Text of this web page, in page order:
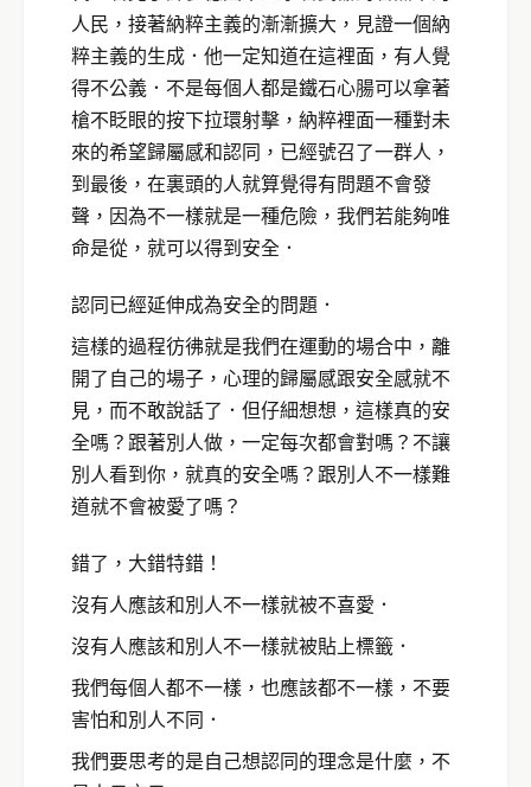
人民，接著納粹主義的漸漸擴大，見證一個納
粹主義的生成．他一定知道在這裡面，有人覺
得不公義．不是每個人都是鐵石心腸可以拿著
槍不眨眼的按下拉環射擊，納粹裡面一種對未
來的希望歸屬感和認同，已經號召了一群人，
到最後，在裏頭的人就算覺得有問題不會發
聲，因為不一樣就是一種危險，我們若能夠唯
命是從，就可以得到安全．
認同已經延伸成為安全的問題．
這樣的過程彷彿就是我們在運動的場合中，離
開了自己的場子，心理的歸屬感跟安全感就不
見，而不敢說話了．但仔細想想，這樣真的安
全嗎？跟著別人做，一定每次都會對嗎？不讓
別人看到你，就真的安全嗎？跟別人不一樣難
道就不會被愛了嗎？
錯了，大錯特錯！
沒有人應該和別人不一樣就被不喜愛．
沒有人應該和別人不一樣就被貼上標籤．
我們每個人都不一樣，也應該都不一樣，不要
害怕和別人不同．
我們要思考的是自己想認同的理念是什麼，不